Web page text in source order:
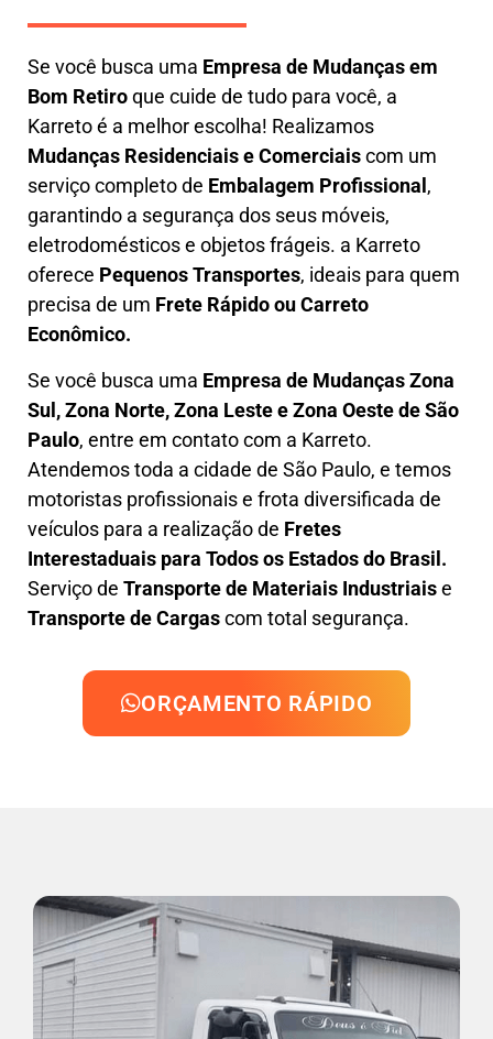
Se você busca uma Empresa de Mudanças em
Bom Retiroque cuide de tudo para você, a
Karretoé a melhor escolha! Realizamos
Mudanças Residenciais e Comerciaiscom um
serviço completo de Embalagem Profissional ,
garantindo a segurança dos seus móveis,
eletrodomésticos e objetos frágeis. a Karreto
oferece Pequenos Transportes, ideais para quem
precisa de um Frete Rápido ou Carreto
Econômico.
Se você busca uma Empresa de Mudanças Zona
Sul, Zona Norte, Zona Leste e Zona Oeste de São
Paulo, entre em contato com a Karreto.
Atendemos toda a cidade de São Paulo, e temos
motoristas profissionais e frota diversificada de
veículos para a realização de Fretes
Interestaduais para Todos os Estados do Brasil.
Serviço de Transporte de Materiais Industriaise
Transporte de Cargascom total segurança.
ORÇAMENTO RÁPIDO